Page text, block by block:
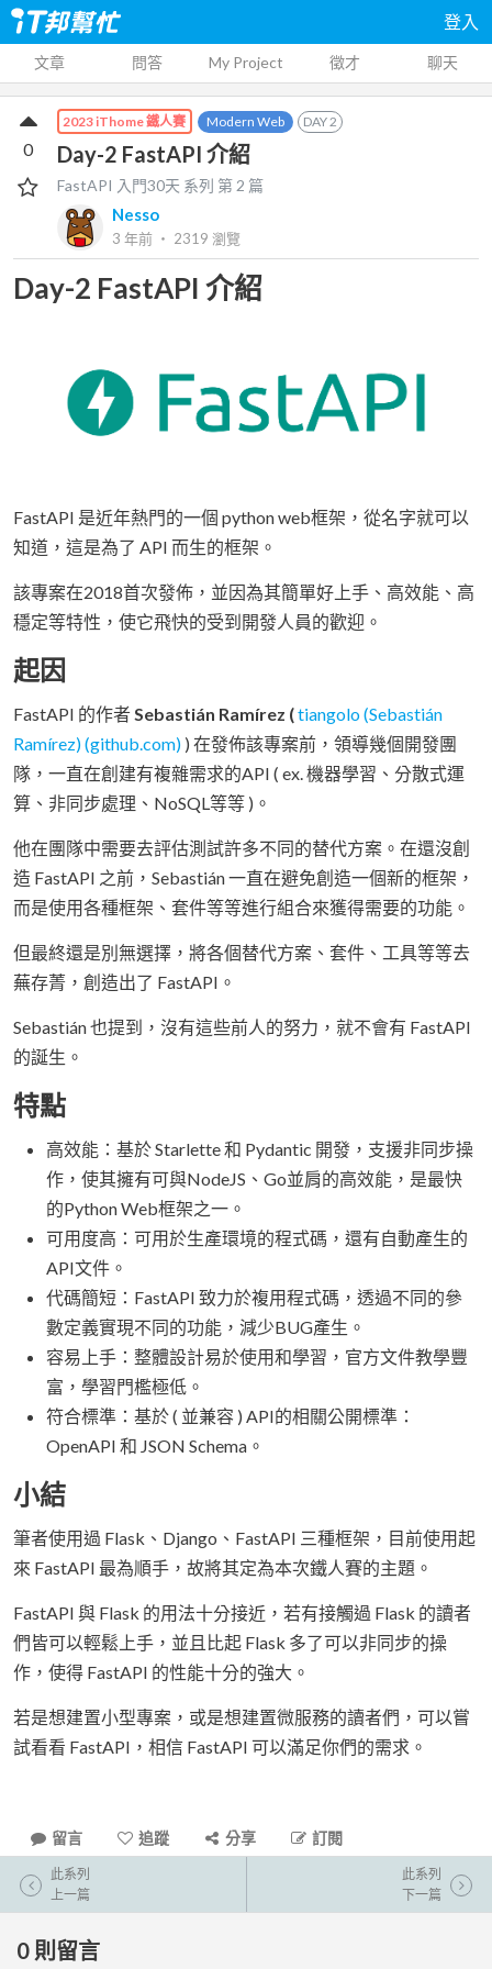
登入
文章 問答 My Project 徵才 聊天
2023 iThome 鐵人賽 Modern Web DAY2
Day-2 FastAPI 介紹
FastAPI 入門30天 系列 第2 篇
Nesso
3 年前 ‧ 2319 瀏覽
0
Day-2 FastAPI 介紹
FastAPI 是近年熱門的一個 python web框架，從名字就可以
知道，這是為了 API 而生的框架。
該專案在2018首次發佈，並因為其簡單好上手、高效能、高
穩定等特性，使它飛快的受到開發人員的歡迎。
起因
FastAPI 的作者Sebastián Ramírez (tiangolo (Sebastián
Ramírez) (github.com) ) 在發佈該專案前，領導幾個開發團
隊，一直在創建有複雜需求的API ( ex. 機器學習、分散式運
算、非同步處理、NoSQL等等 )。
他在團隊中需要去評估測試許多不同的替代方案。在還沒創
造 FastAPI 之前，Sebastián 一直在避免創造一個新的框架，
而是使用各種框架、套件等等進行組合來獲得需要的功能。
但最終還是別無選擇，將各個替代方案、套件、工具等等去
蕪存菁，創造出了 FastAPI。
Sebastián 也提到，沒有這些前人的努力，就不會有 FastAPI
的誕生。
特點
高效能：基於 Starlette 和 Pydantic 開發，支援非同步操
作，使其擁有可與NodeJS、Go並肩的高效能，是最快
的Python Web框架之一。
可用度高：可用於生產環境的程式碼，還有自動產生的
API文件。
代碼簡短：FastAPI 致力於複用程式碼，透過不同的參
數定義實現不同的功能，減少BUG產生。
容易上手：整體設計易於使用和學習，官方文件教學豐
富，學習門檻極低。
符合標準：基於 ( 並兼容 ) API的相關公開標準：
OpenAPI 和 JSON Schema。
小結
筆者使用過 Flask、Django、FastAPI 三種框架，目前使用起
來 FastAPI 最為順手，故將其定為本次鐵人賽的主題。
FastAPI 與 Flask 的用法十分接近，若有接觸過 Flask 的讀者
們皆可以輕鬆上手，並且比起 Flask 多了可以非同步的操
作，使得 FastAPI 的性能十分的強大。
若是想建置小型專案，或是想建置微服務的讀者們，可以嘗
試看看 FastAPI，相信 FastAPI 可以滿足你們的需求。
留言 追蹤 分享 訂閱
此系列
上一篇
此系列
下一篇
0 則留言